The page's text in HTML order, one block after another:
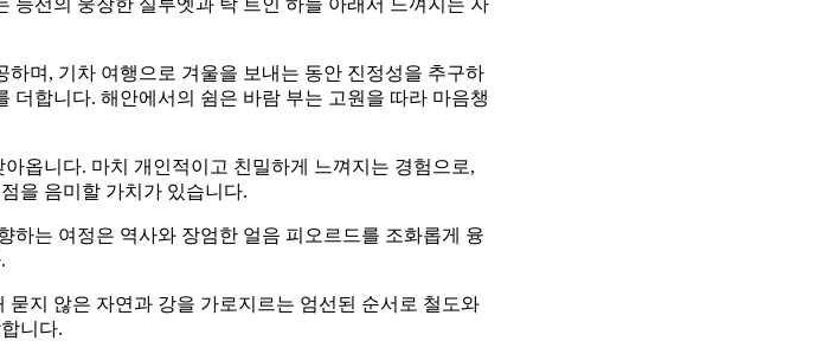
능선의 웅장한 실루엣과 탁 트인 하늘 아래서 느껴지는 자
며, 기차 여행으로 겨울을 보내는 동안 진정성을 추구하
더합니다. 해안에서의 쉼은 바람 부는 고원을 따라 마음챙
옵니다. 마치 개인적이고 친밀하게 느껴지는 경험으로,
을 음미할 가치가 있습니다.
하는 여정은 역사와 장엄한 얼음 피오르드를 조화롭게 융
지 않은 자연과 강을 가로지르는 엄선된 순서로 철도와
니다.